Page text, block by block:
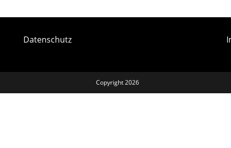
Datenschutz
Copyright 2026